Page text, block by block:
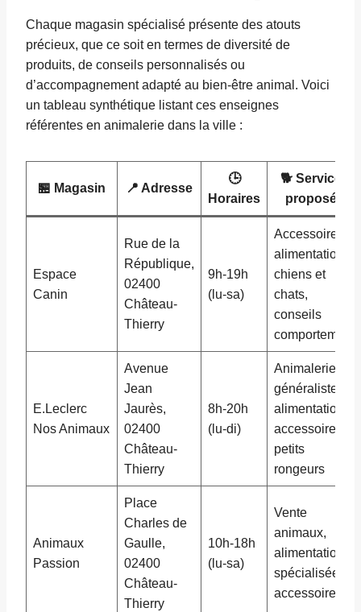
Chaque magasin spécialisé présente des atouts
précieux, que ce soit en termes de diversité de
produits, de conseils personnalisés ou
d’accompagnement adapté au bien-être animal. Voici
un tableau synthétique listant ces enseignes
référentes en animalerie dans la ville :
🏪 Magasin 📍 Adresse
🕒
Horaires
🐕 Services
proposés
Espace
Canin
Rue de la
République,
02400
Château-
Thierry
9h-19h
(lu-sa)
Accessoires,
alimentation
chiens et
chats,
conseils
comportement
E.Leclerc
Nos Animaux
Avenue
Jean
Jaurès,
02400
Château-
Thierry
8h-20h
(lu-di)
Animalerie
généraliste,
alimentation,
accessoires,
petits
rongeurs
Animaux
Passion
Place
Charles de
Gaulle,
02400
Château-
Thierry
10h-18h
(lu-sa)
Vente
animaux,
alimentation
spécialisée,
accessoires